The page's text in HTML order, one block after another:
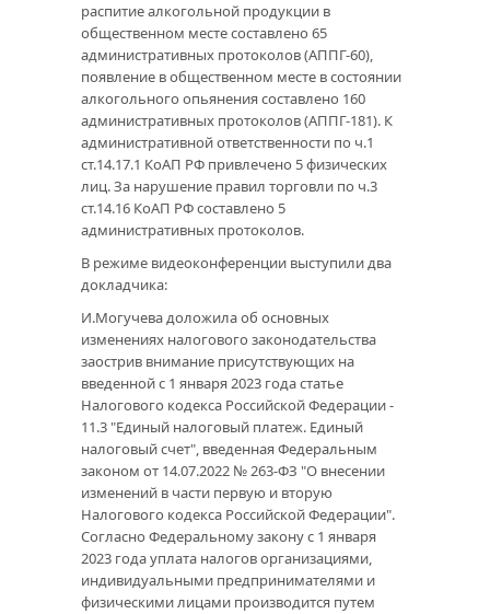
распитие алкогольной продукции в
общественном месте составлено 65
административных протоколов (АППГ-60),
появление в общественном месте в состоянии
алкогольного опьянения составлено 160
административных протоколов (АППГ-181). К
административной ответственности по ч.1
ст.14.17.1 КоАП РФ привлечено 5 физических
лиц. За нарушение правил торговли по ч.3
ст.14.16 КоАП РФ составлено 5
административных протоколов.
В режиме видеоконференции выступили два
докладчика:
И.Могучева доложила об основных
изменениях налогового законодательства
заострив внимание присутствующих на
введенной с 1 января 2023 года статье
Налогового кодекса Российской Федерации -
11.3 "Единый налоговый платеж. Единый
налоговый счет", введенная Федеральным
законом от 14.07.2022 № 263-ФЗ "О внесении
изменений в части первую и вторую
Налогового кодекса Российской Федерации".
Согласно Федеральному закону с 1 января
2023 года уплата налогов организациями,
индивидуальными предпринимателями и
физическими лицами производится путем